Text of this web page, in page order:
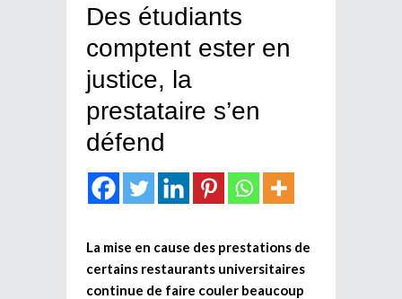
Des étudiants
comptent ester en
justice, la
prestataire s’en
défend
La mise en cause des prestations de
certains restaurants universitaires
continue de faire couler beaucoup